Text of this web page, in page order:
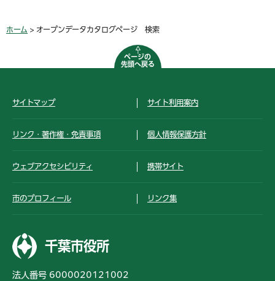
ホーム > オープンデータカタログページ 検索
ページの
先頭へ戻る
サイトマップ サイト利用案内
リンク・著作権・免責事項 個人情報保護方針
ウェブアクセシビリティ 携帯サイト
市のプロフィール リンク集
千葉市役所
法人番号 6000020121002